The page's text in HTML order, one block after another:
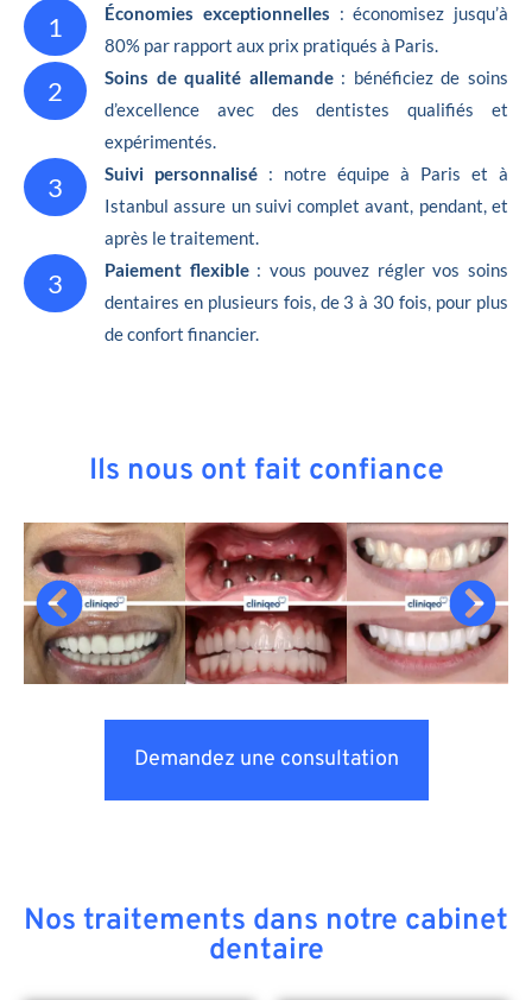
1 Économies exceptionnelles : économisez jusqu’à
80% par rapport aux prix pratiqués à Paris.
2 Soins de qualité allemande: bénéficiez de soins
d’excellence avec des dentistes qualifiés et
expérimentés.
3 Suivi personnalisé : notre équipe à Paris et à
Istanbul assure un suivi complet avant, pendant, et
après le traitement.
3 Paiement flexible: vous pouvez régler vos soins
dentaires en plusieurs fois, de 3 à 30 fois, pour plus
de confort financier.
Ils nous ont fait confiance
Demandez une consultation
Nos traitements dans notre cabinet
dentaire